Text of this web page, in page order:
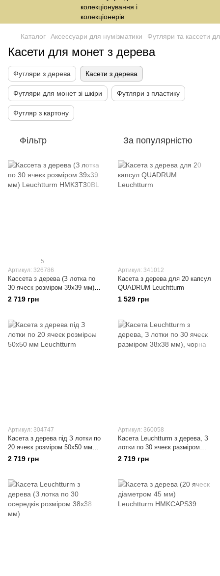
Каталог Аксессуари для нумізматики Футляри та кассети
Касети для монет з дерева
Футляри з дерева Касети з дерева
Футляри для монет зі шкіри Футляри з пластику
Футляр з картону
Фільтр За популярністю
5
Артикул: 326786
Кассета з дерева (З лотка по
30 ячеєк розміром 39х39 мм)
Leuchtturm HMK3T30BL
2 719 грн
Артикул: 341012
Касета з дерева для 20 капсул
QUADRUM Leuchtturm
1 529 грн
Артикул: 304747
Касета з дерева під З лотки по
20 ячеєк розміром 50х50 мм
Leuchtturm
2 719 грн
Артикул: 360058
Касета Leuchtturm з дерева, З
лотки по 30 ячеєк разміром
38х38 мм), чорна
2 719 грн